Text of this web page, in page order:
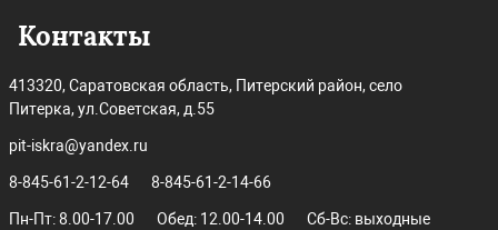
Контакты
413320, Саратовская область, Питерский район, село
Питерка, ул.Советская, д.55
pit-iskra@yandex.ru
8-845-61-2-12-64 8-845-61-2-14-66
Пн-Пт: 8.00-17.00 Обед: 12.00-14.00 Сб-Вс: выходные